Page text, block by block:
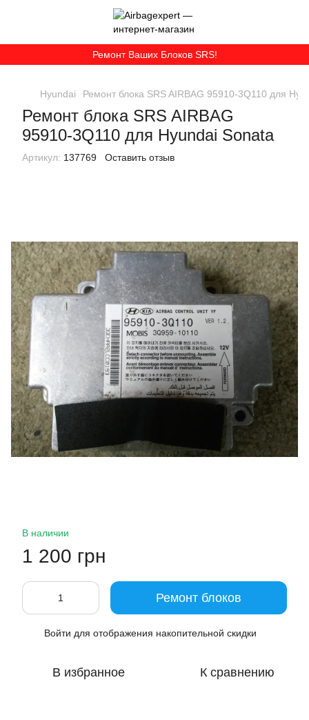
Ремонт Ваших Блоков SRS!
Hyundai Ремонт блока SRS AIRBAG 95910-3Q110 для
Ремонт блока SRS AIRBAG
95910-3Q110 для Hyundai Sonata
Артикул: 137769 Оставить отзыв
В наличии
1 200 грн
Ремонт блоков
Войти для отображения накопительной скидки
В избранное К сравнению